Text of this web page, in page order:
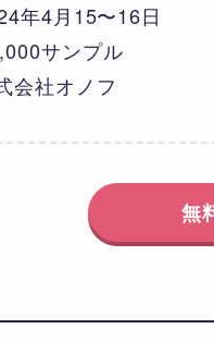
4月15〜16日
サンプル
社オノフ
無